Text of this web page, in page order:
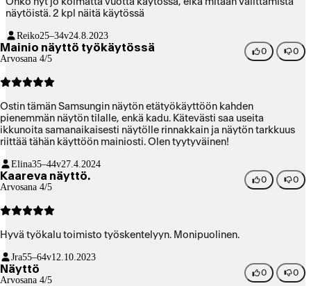
näytöistä. 2 kpl näitä käytössä
Reiko25–34v24.8.2023
Mainio näyttö työkäytössä
Arvosana 4/5
0 0
Ostin tämän Samsungin näytön etätyökäyttöön kahden
pienemmän näytön tilalle, enkä kadu. Kätevästi saa useita
ikkunoita samanaikaisesti näytölle rinnakkain ja näytön tarkkuus
riittää tähän käyttöön mainiosti. Olen tyytyväinen!
Elina35–44v27.4.2024
Kaareva näyttö.
Arvosana 4/5
0 0
Hyvä työkalu toimisto työskentelyyn. Monipuolinen.
Jra55–64v12.10.2023
Näyttö
Arvosana 4/5
0 0